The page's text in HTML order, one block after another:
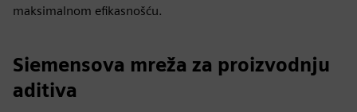
maksimalnom efikasnošću.
Siemensova mreža za proizvodnju
aditiva